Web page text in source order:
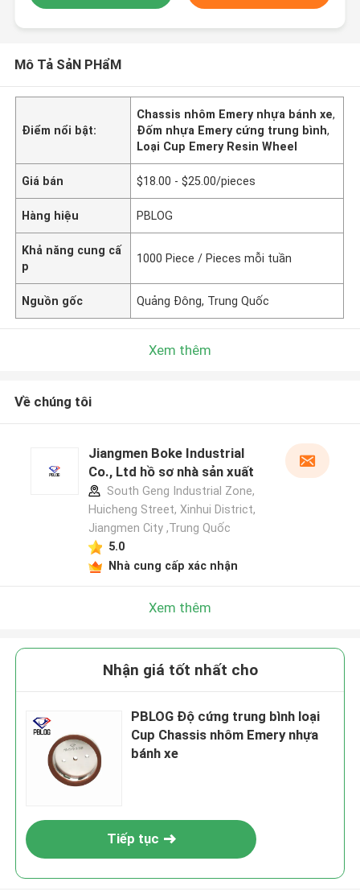
Mô Tả SảN PHẩM
Điểm nổi bật:
Chassis nhôm Emery nhựa bánh xe,
Đốm nhựa Emery cứng trung bình,
Loại Cup Emery Resin Wheel
Giá bán $18.00 - $25.00/pieces
Hàng hiệu PBLOG
Khả năng cung cấ
p
1000 Piece / Pieces mỗi tuần
Nguồn gốc Quảng Đông, Trung Quốc
Xem thêm
Về chúng tôi
Jiangmen Boke Industrial
Co., Ltd hồ sơ nhà sản xuất
South Geng Industrial Zone,
Huicheng Street, Xinhui District,
Jiangmen City ,Trung Quốc
5.0
Nhà cung cấp xác nhận
Xem thêm
Nhận giá tốt nhất cho
PBLOG Độ cứng trung bình loại
Cup Chassis nhôm Emery nhựa
bánh xe
Tiếp tục